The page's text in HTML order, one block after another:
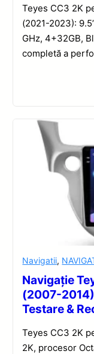
Teyes CC3 2K
(2021-2023):
GHz, 4+32GB,
completă a
Navigatii,
Navigație
(2007-
Testare &
Teyes CC3 2K
2K, procesor